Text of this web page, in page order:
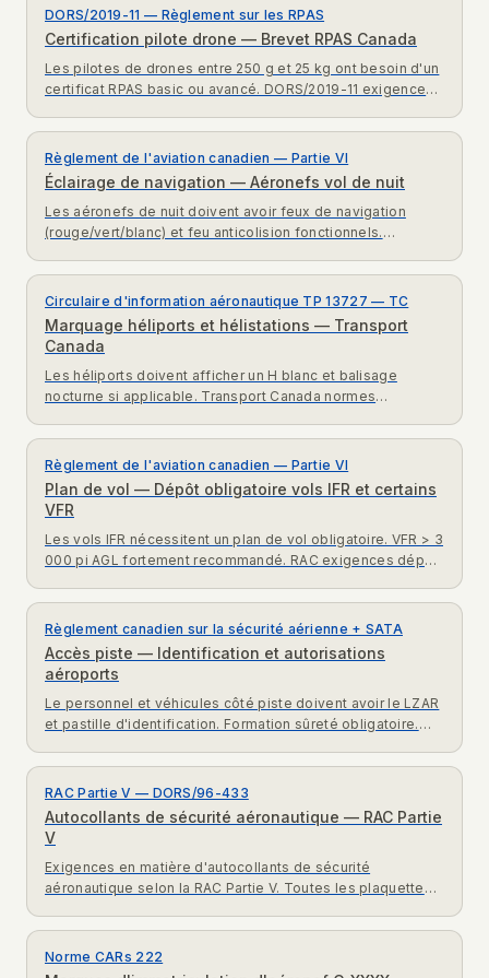
DORS/2019-11 — Règlement sur les RPAS
Certification pilote drone — Brevet RPAS Canada
Les pilotes de drones entre 250 g et 25 kg ont besoin d'un
certificat RPAS basic ou avancé. DORS/2019-11 exigences
Règlement de l'aviation canadien — Partie VI
Éclairage de navigation — Aéronefs vol de nuit
Les aéronefs de nuit doivent avoir feux de navigation
(rouge/vert/blanc) et feu anticolision fonctionnels.
Circulaire d'information aéronautique TP 13727 — TC
Marquage héliports et hélistations — Transport
Canada
Les héliports doivent afficher un H blanc et balisage
nocturne si applicable. Transport Canada normes
Règlement de l'aviation canadien — Partie VI
Plan de vol — Dépôt obligatoire vols IFR et certains
VFR
Les vols IFR nécessitent un plan de vol obligatoire. VFR > 3
000 pi AGL fortement recommandé. RAC exigences dépôt
Règlement canadien sur la sécurité aérienne + SATA
Accès piste — Identification et autorisations
aéroports
Le personnel et véhicules côté piste doivent avoir le LZAR
et pastille d'identification. Formation sûreté obligatoire.
RAC Partie V — DORS/96-433
Autocollants de sécurité aéronautique — RAC Partie
V
Exigences en matière d'autocollants de sécurité
aéronautique selon la RAC Partie V. Toutes les plaquettes
navigabilité.
Norme CARs 222